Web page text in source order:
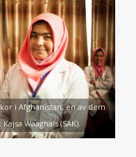
i Afghanistan, en av dem
Waaghals (SAK).